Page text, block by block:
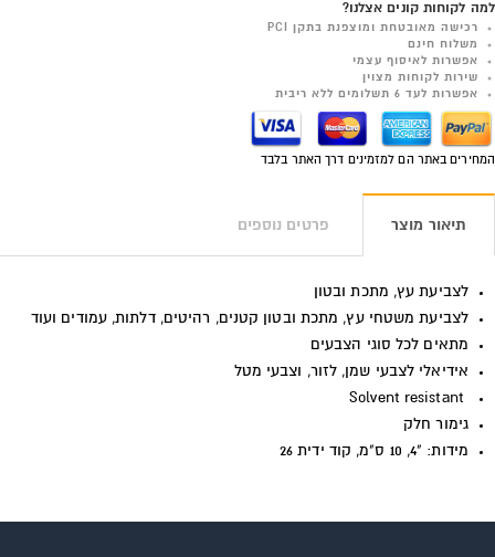
למה לקוחות קונים אצלנו?
רכישה מאובטחת ומוצפנת בתקן PCI
משלוח חינם
אפשרות לאיסוף עצמי
שירות לקוחות מצוין
אפשרות לעד 6 תשלומים ללא ריבית
המחירים באתר הם למזמינים דרך האתר בלבד
תיאור מוצר פרטים נוספים
לצביעת עץ, מתכת ובטון
לצביעת משטחי עץ, מתכת ובטון קטנים, רהיטים, דלתות, עמודים ועוד
מתאים לכל סוגי הצבעים
אידיאלי לצבעי שמן, לזור, וצבעי מטל
Solvent resistant
גימור חלק
מידות: "4, 10 ס"מ, קוד ידית 26